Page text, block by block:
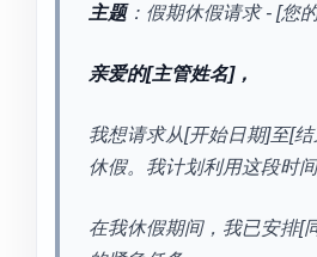
主题：假期休假请求 - [您
亲爱的[主管姓名]，
我想请求从[开始日期]至[
休假。我计划利用这段时间
在我休假期间，我已安排[